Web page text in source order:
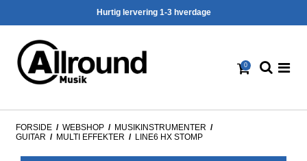
Hurtig lervering 1-3 hverdage
0
FORSIDE / WEBSHOP / MUSIKINSTRUMENTER /
GUITAR / MULTI EFFEKTER / LINE6 HX STOMP